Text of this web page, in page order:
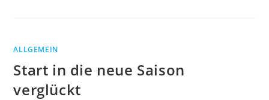
ALLGEMEIN
Start in die neue Saison
verglückt